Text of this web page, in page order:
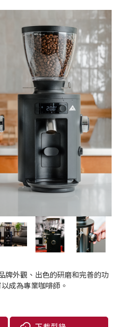
牌外觀、出色的研磨和完善的功
成為專業咖啡師。